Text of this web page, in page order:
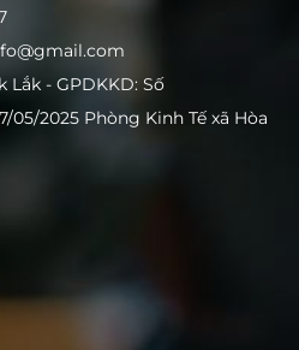
Lắk - GPDKKD: Số
05/2025 Phòng Kinh Tế xã Hòa